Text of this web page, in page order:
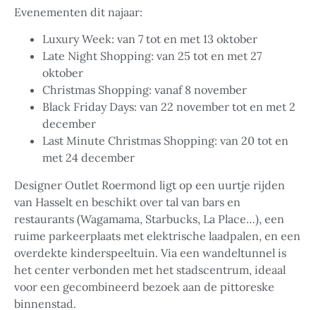
Evenementen dit najaar:
Luxury Week: van 7 tot en met 13 oktober
Late Night Shopping: van 25 tot en met 27
oktober
Christmas Shopping: vanaf 8 november
Black Friday Days: van 22 november tot en met 2
december
Last Minute Christmas Shopping: van 20 tot en
met 24 december
Designer Outlet Roermond ligt op een uurtje rijden
van Hasselt en beschikt over tal van bars en
restaurants (Wagamama, Starbucks, La Place…), een
ruime parkeerplaats met elektrische laadpalen, en een
overdekte kinderspeeltuin. Via een wandeltunnel is
het center verbonden met het stadscentrum, ideaal
voor een gecombineerd bezoek aan de pittoreske
binnenstad.